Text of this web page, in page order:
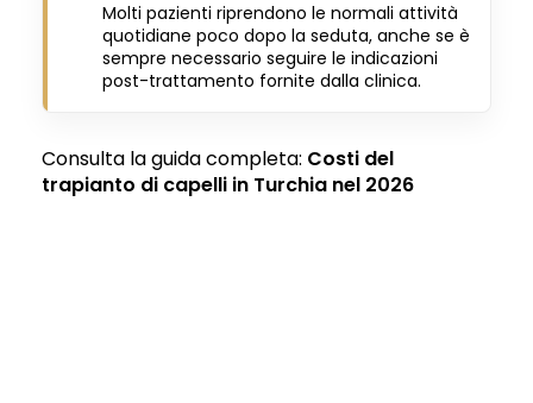
Molti pazienti riprendono le normali attività
quotidiane poco dopo la seduta, anche se è
sempre necessario seguire le indicazioni
post-trattamento fornite dalla clinica.
Consulta la guida completa: Costi del
trapianto di capelli in Turchia nel 2026